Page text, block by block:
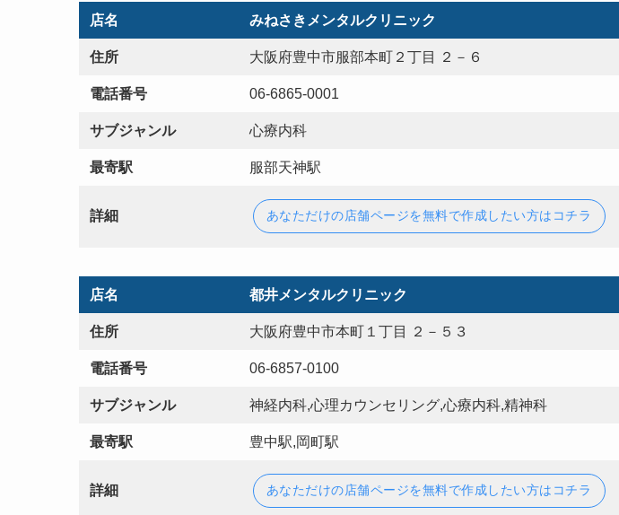
店名 みねさきメンタルクリニック
住所 大阪府豊中市服部本町２丁目 ２－６
電話番号 06-6865-0001
サブジャンル 心療内科
最寄駅 服部天神駅
詳細 あなただけの店舗ページを無料で作成したい方はコチラ
店名 都井メンタルクリニック
住所 大阪府豊中市本町１丁目 ２－５３
電話番号 06-6857-0100
サブジャンル 神経内科,心理カウンセリング,心療内科,精神科
最寄駅 豊中駅,岡町駅
詳細 あなただけの店舗ページを無料で作成したい方はコチラ